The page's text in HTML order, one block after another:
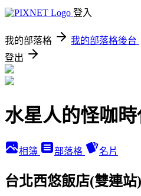
登入
我的部落格 我的部落格後台
登出
水星人的怪咖
相簿 部落格 名片
台北西悠飯店(雙連站